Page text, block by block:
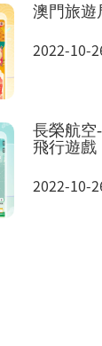
澳門旅遊
2022-10-
長榮航空
飛行遊戲
2022-10-